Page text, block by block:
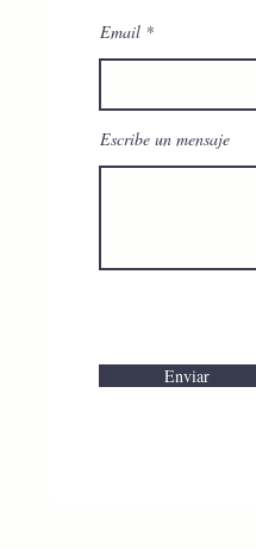
Email
Escribe un mensaje
Enviar